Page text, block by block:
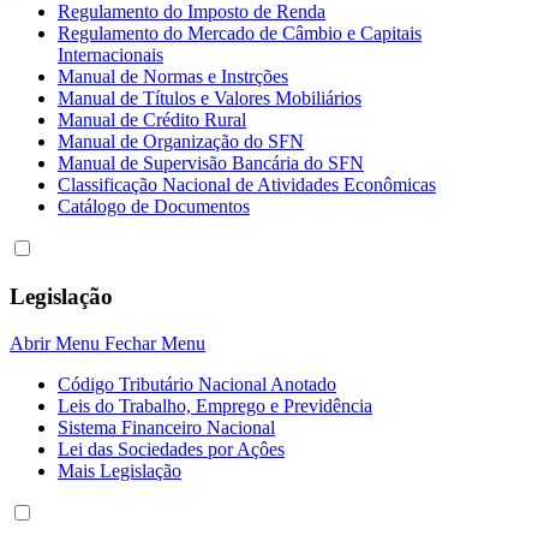
Regulamento do Imposto de Renda
Regulamento do Mercado de Câmbio e Capitais
Internacionais
Manual de Normas e Instrções
Manual de Títulos e Valores Mobiliários
Manual de Crédito Rural
Manual de Organização do SFN
Manual de Supervisão Bancária do SFN
Classificação Nacional de Atividades Econômicas
Catálogo de Documentos
Legislação
Abrir Menu Fechar Menu
Código Tributário Nacional Anotado
Leis do Trabalho, Emprego e Previdência
Sistema Financeiro Nacional
Lei das Sociedades por Açôes
Mais Legislação